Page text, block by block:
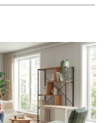
- AMIO H -
anzeigen - Sitzolo 2